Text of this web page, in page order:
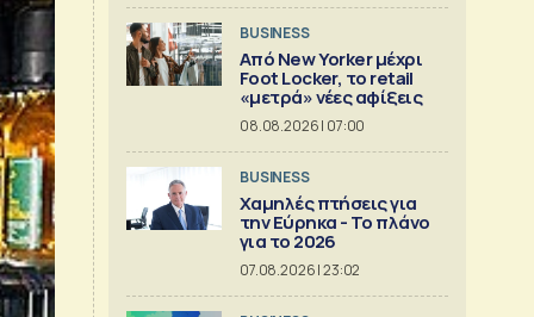
BUSINESS
Από New Yorker μέχρι
Foot Locker, το retail
«μετρά» νέες αφίξεις
08.08.2026 | 07:00
BUSINESS
Χαμηλές πτήσεις για
την Εύρηκα - Το πλάνο
για το 2026
07.08.2026 | 23:02